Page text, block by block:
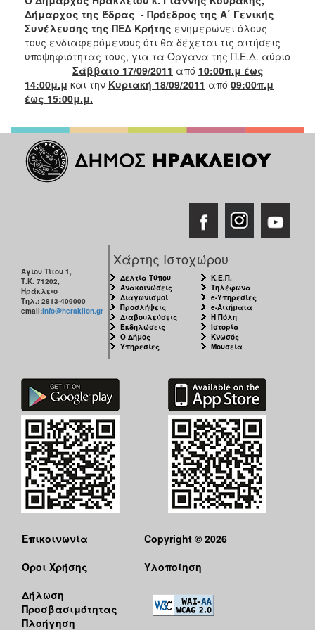
2017
2016
2015
2013
2012
2011
2010
2006
ΠΟΛΙΤΙΣΜΟΣ
Δήμαρχος της Έδρας - Πρόεδρος της Α΄ Γενικής
Συνέλευσης της ΠΕΔ Κρήτης ενημερώνει όλους
τους ενδιαφερόμενους ότι θα δέχεται τις αιτήσεις
υποψηφιότητας τους, για τα Όργανα της Π.Ε.Δ. αύριο
Σάββατο 17/09/2011 από 10:00π.μ έως
14:00μ.μ και την Κυριακή 18/09/2011 από 09:00π.μ
έως 15:00μ.μ.
Αγίου Τίτου 1,
Τ.Κ. 71202,
Ηράκλειο
Τηλ.: 2813-409000
email:info@heraklion.gr
Χάρτης Ιστοχώρου
Δελτία Τύπου
Ανακοινώσεις
Διαγωνισμοί
Προσλήψεις
Διαβουλεύσεις
Εκδηλώσεις
Ο Δήμος
Υπηρεσίες
Κ.Ε.Π.
Τηλέφωνα
e-Υπηρεσίες
e-Αιτήματα
Η Πόλη
Ιστορία
Κνωσός
Μουσεία
Επικοινωνία
Όροι Χρήσης
Δήλωση
Προσβασιμότητας
Πλοήγηση
Copyright © 2026
Υλοποίηση